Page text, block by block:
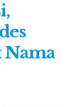
Nama